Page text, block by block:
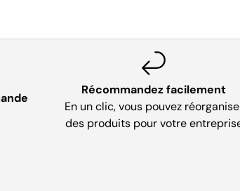
Récommandez facilement
En un clic, vous pouvez
des produits pour votre